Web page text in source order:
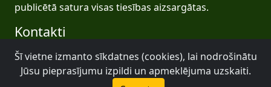
publicētā satura visas tiesības aizsargātas.
Kontakti
E-pasts: lva@arhivi.gov.lv
Tālrunis: +371 20027447
Bezdelīgu 1A, Rīga
Šī vietne izmanto sīkdatnes (cookies), lai nodrošinātu
Jūsu pieprasījumu izpildi un apmeklējuma uzskaiti.